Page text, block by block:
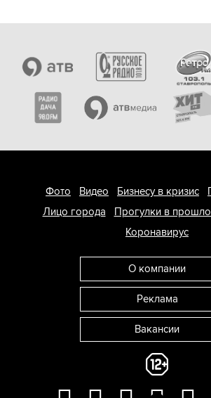
Бизнесу в кризис
Прогулки в прошлое